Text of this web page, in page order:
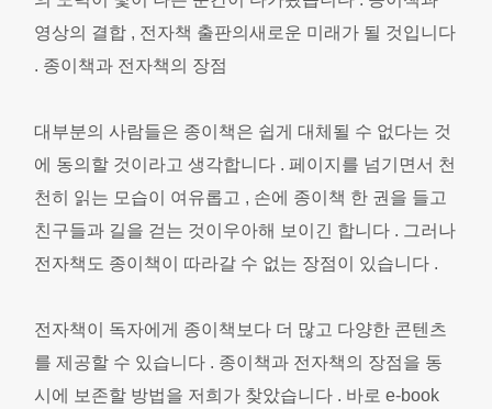
영상의 결합 , 전자책 출판의새로운 미래가 될 것입니다
. 종이책과 전자책의 장점
대부분의 사람들은 종이책은 쉽게 대체될 수 없다는 것
에 동의할 것이라고 생각합니다 . 페이지를 넘기면서 천
천히 읽는 모습이 여유롭고 , 손에 종이책 한 권을 들고
친구들과 길을 걷는 것이우아해 보이긴 합니다 . 그러나
전자책도 종이책이 따라갈 수 없는 장점이 있습니다 .
전자책이 독자에게 종이책보다 더 많고 다양한 콘텐츠
를 제공할 수 있습니다 . 종이책과 전자책의 장점을 동
시에 보존할 방법을 저희가 찾았습니다 . 바로 e-book